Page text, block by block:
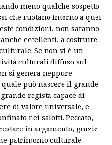
meno qualche sospetto
che ruotano intorno a quei
condizioni, non saranno
eccellenti, a costruire
Se non vi è un
culturali diffuso sul
si genera neppure
può nascere il grande
regista capace di
di valore universale, e
nei salotti. Peccato,
in argomento, grazie
patrimonio culturale